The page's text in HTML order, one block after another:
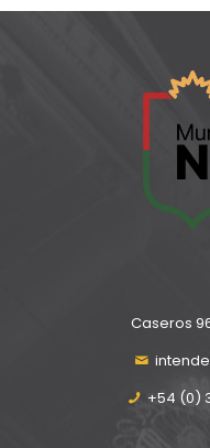
Caseros
+54 (0)